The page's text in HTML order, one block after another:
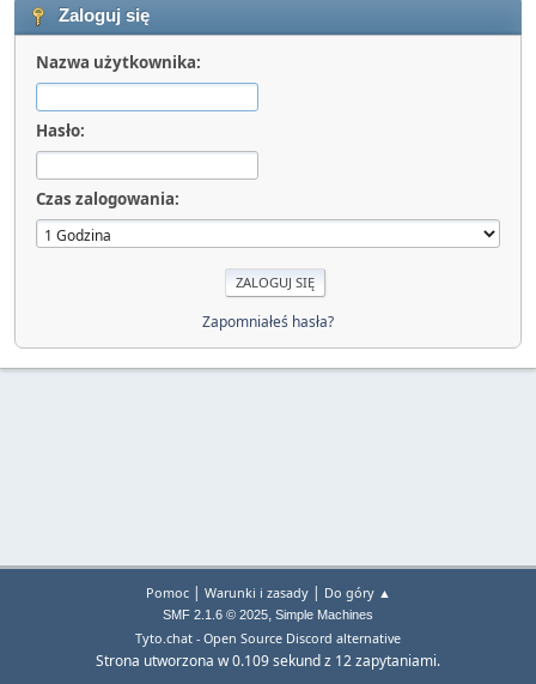
Zaloguj się
Nazwa użytkownika:
Hasło:
Czas zalogowania:
Zapomniałeś hasła?
Pomoc| Warunki i zasady| Do góry ▲
SMF 2.1.6 © 2025, Simple Machines
Tyto.chat - Open Source Discord alternative
Strona utworzona w 0.109 sekund z 12 zapytaniami.